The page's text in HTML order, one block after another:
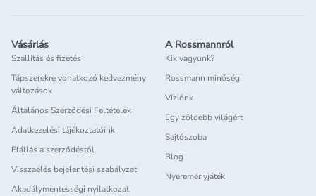
Vásárlás
Szállítás és fizetés
Tápszerekre vonatkozó kedvezmény
változások
Általános Szerződési Feltételek
Adatkezelési tájékoztatóink
Elállás a szerződéstől
Visszaélés bejelentési szabályzat
Akadálymentességi nyilatkozat
A Rossmannról
Kik vagyunk?
Rossmann minőség
Víziónk
Egy zöldebb világért
Sajtószoba
Blog
Nyereményjáték